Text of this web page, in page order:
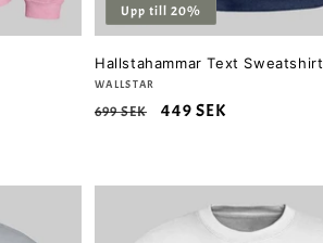
Upp till 20%
Hallstahammar Text Sweatshirt
Säljare:
WALLSTAR
Ordinarie
699 SEK Försäljningspris
449 SEK